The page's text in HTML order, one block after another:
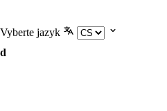
Vyberte jazyk